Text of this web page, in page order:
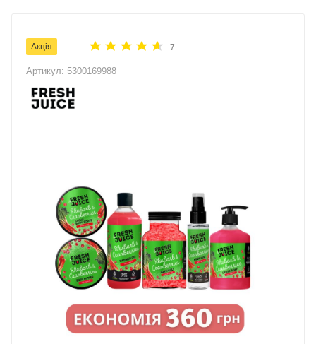
Акція 7
Артикул: 5300169988